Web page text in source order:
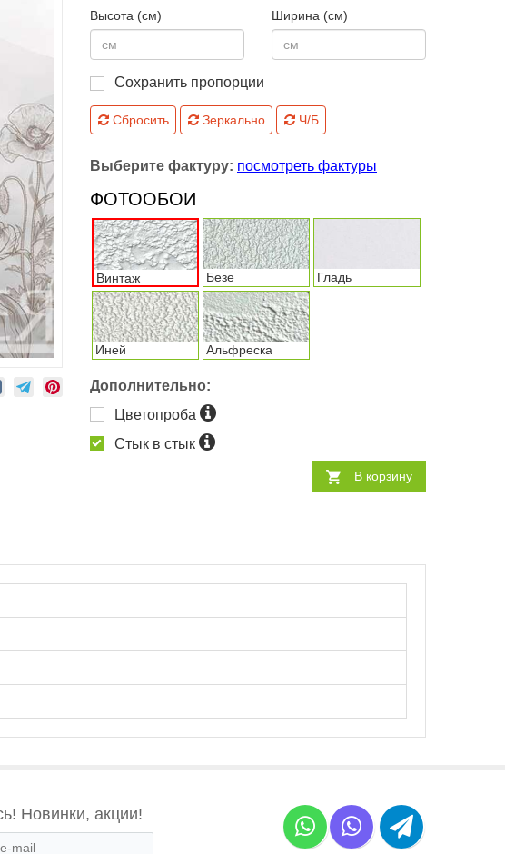
Высота (см) Ширина (см)
Сохранить пропорции
Сбросить Зеркально Ч/Б
Выберите фактуру: посмотреть фактуры
ФОТООБОИ
Винтаж Безе Гладь
Иней Альфреска
Дополнительно:
Цветопроба
Стык в стык
В корзину
Новинки, акции!